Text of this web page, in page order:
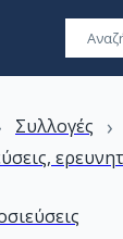
Συλλογές ›